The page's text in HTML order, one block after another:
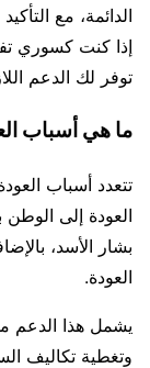
الدائمة، مع
إذا كنت كسوري
توفر لك الدعم
ما هي أسباب
تتعدد أسباب
العودة إلى الوطن
بشار الأسد،
العودة.
وتغطية تكاليف